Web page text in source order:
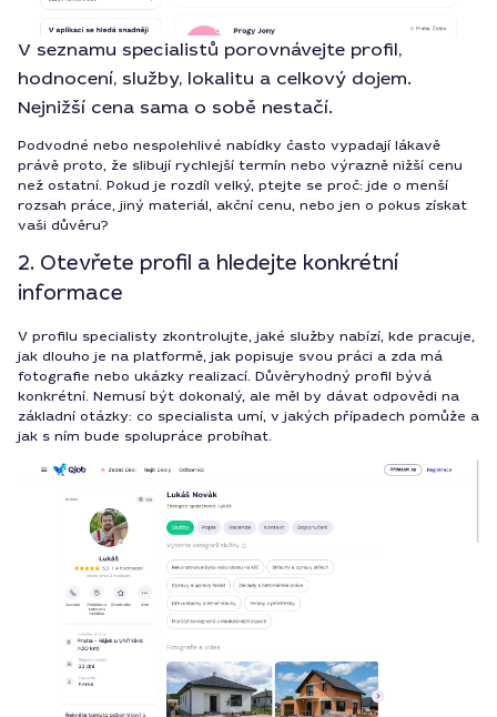
V seznamu specialistů porovnávejte profil,
hodnocení, služby, lokalitu a celkový dojem.
Nejnižší cena sama o sobě nestačí.
Podvodné nebo nespolehlivé nabídky často vypadají lákavě
právě proto, že slibují rychlejší termín nebo výrazně nižší cenu
než ostatní. Pokud je rozdíl velký, ptejte se proč: jde o menší
rozsah práce, jiný materiál, akční cenu, nebo jen o pokus získat
vaši důvěru?
2. Otevřete profil a hledejte konkrétní
informace
V profilu specialisty zkontrolujte, jaké služby nabízí, kde pracuje,
jak dlouho je na platformě, jak popisuje svou práci a zda má
fotografie nebo ukázky realizací. Důvěryhodný profil bývá
konkrétní. Nemusí být dokonalý, ale měl by dávat odpovědi na
základní otázky: co specialista umí, v jakých případech pomůže a
jak s ním bude spolupráce probíhat.